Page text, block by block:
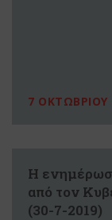
7 ΟΚΤΩΒΡΙΟΥ
Η
από τον
(30-7-2019)